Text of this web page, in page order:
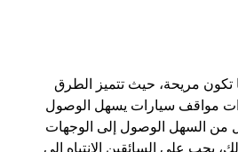
تكون مريحة، حيث تتميز الطرق
مواقف سيارات يسهل الوصول
من السهل الوصول إلى الوجهات
يجب على السائقين الانتباه إلى